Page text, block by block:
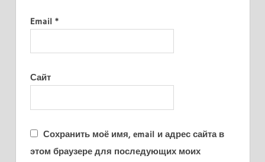
Email *
Сайт
Сохранить моё имя, email и адрес сайта в
этом браузере для последующих моих